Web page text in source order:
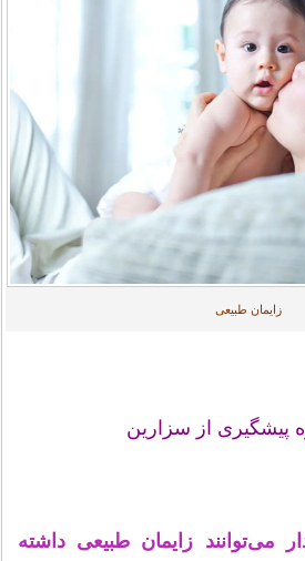
زایمان طبیعی
پیشگیری از سزارین
می‌توانند زایمان طبیعی داشته